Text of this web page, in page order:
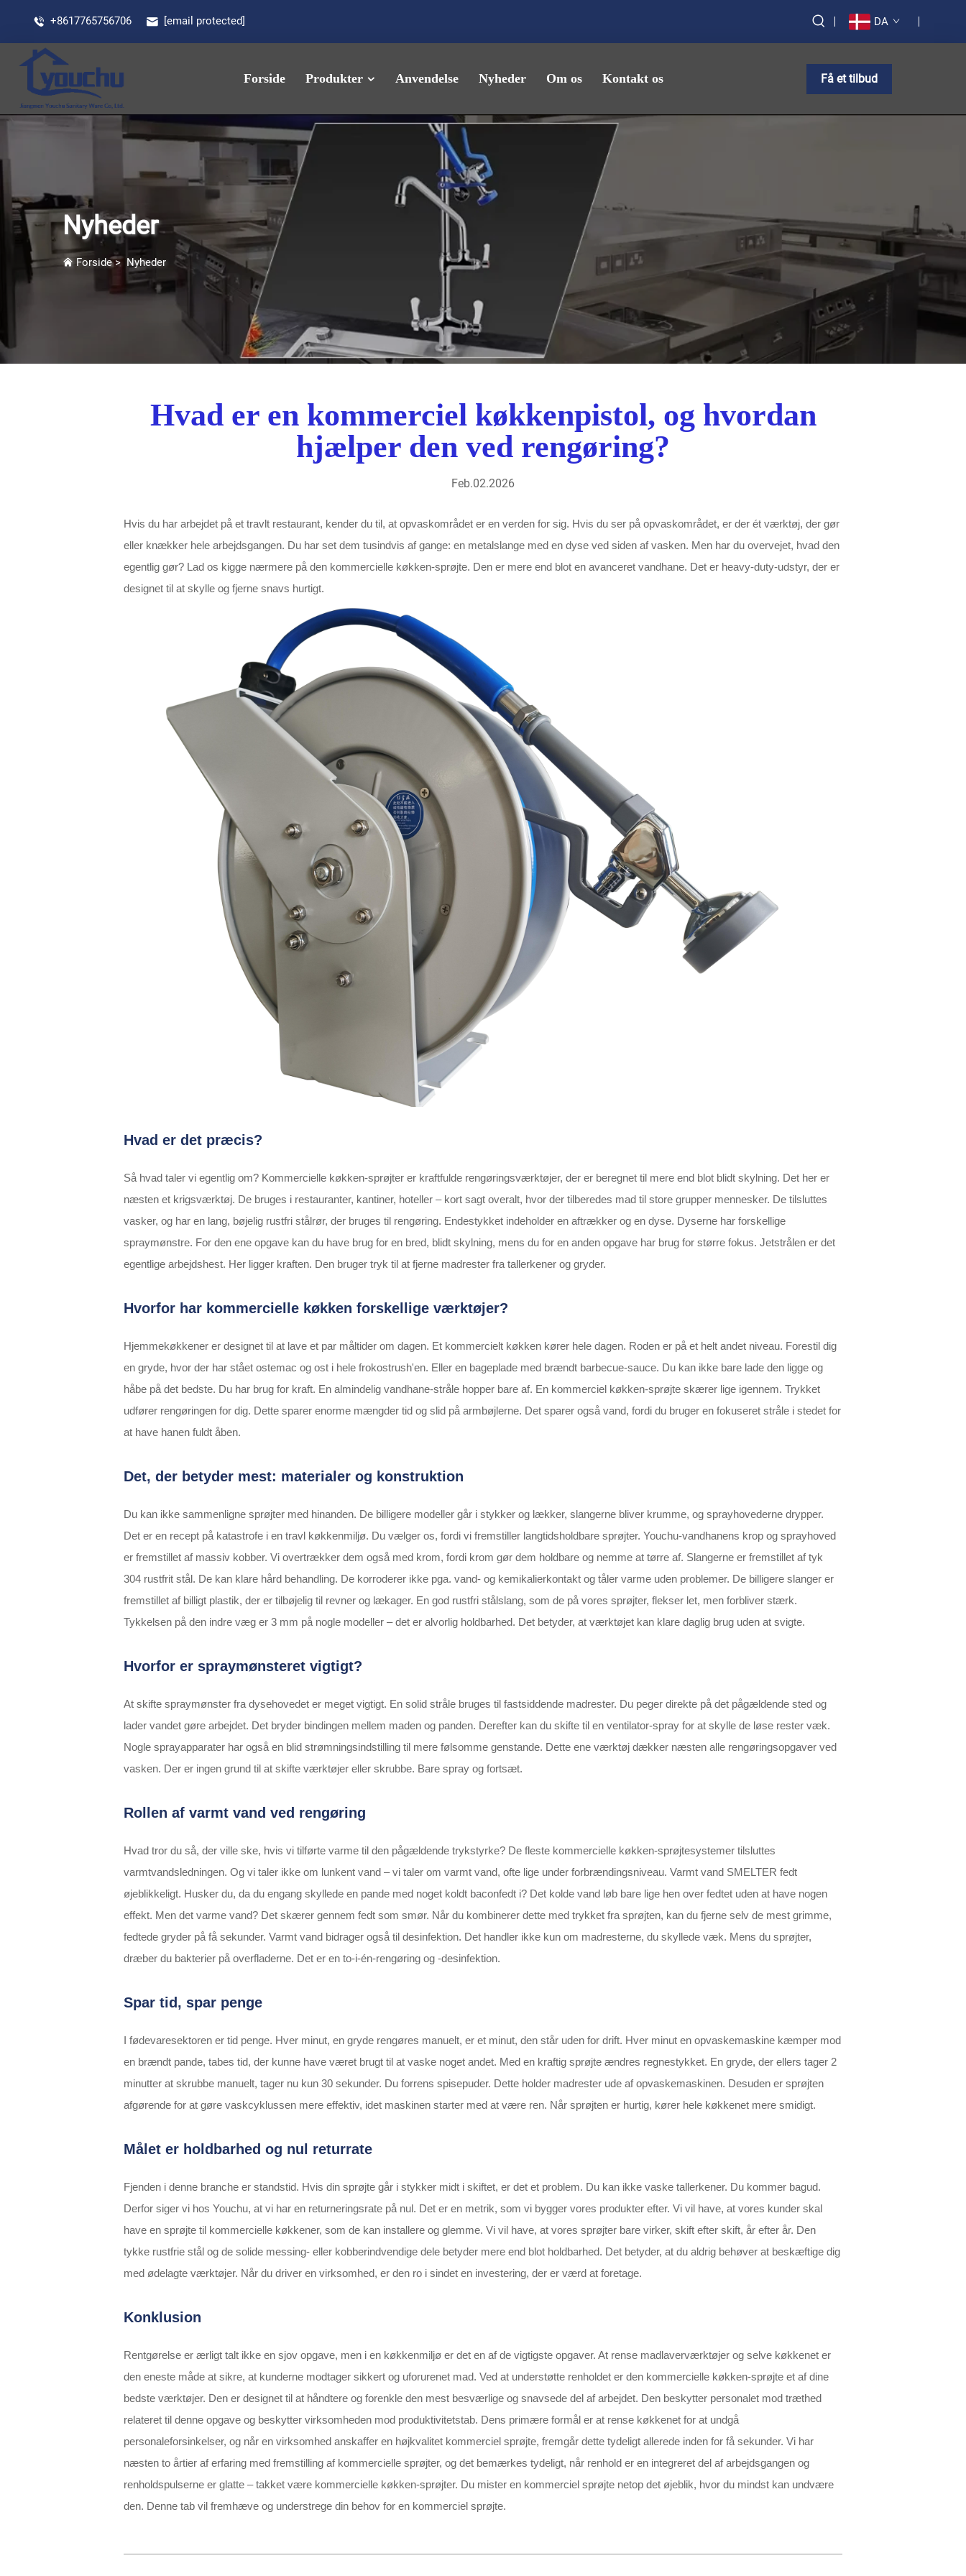
+8617765756706 [email protected] DA
Forside Produkter Anvendelse Nyheder Om os Kontakt os Få et tilbud
Nyheder
Forside> Nyheder
Hvad er en kommerciel køkkenpistol, og hvordan
hjælper den ved rengøring?
Feb.02.2026
Hvis du har arbejdet på et travlt restaurant, kender du til, at opvaskområdet er en verden for sig. Hvis du ser på opvaskområdet, er der ét værktøj, der gør
eller knækker hele arbejdsgangen. Du har set dem tusindvis af gange: en metalslange med en dyse ved siden af vasken. Men har du overvejet, hvad den
egentlig gør? Lad os kigge nærmere på den kommercielle køkken-sprøjte. Den er mere end blot en avanceret vandhane. Det er heavy-duty-udstyr, der er
designet til at skylle og fjerne snavs hurtigt.
Hvad er det præcis?
Så hvad taler vi egentlig om? Kommercielle køkken-sprøjter er kraftfulde rengøringsværktøjer, der er beregnet til mere end blot blidt skylning. Det her er
næsten et krigsværktøj. De bruges i restauranter, kantiner, hoteller – kort sagt overalt, hvor der tilberedes mad til store grupper mennesker. De tilsluttes
vasker, og har en lang, bøjelig rustfri stålrør, der bruges til rengøring. Endestykket indeholder en aftrækker og en dyse. Dyserne har forskellige
spraymønstre. For den ene opgave kan du have brug for en bred, blidt skylning, mens du for en anden opgave har brug for større fokus. Jetstrålen er det
egentlige arbejdshest. Her ligger kraften. Den bruger tryk til at fjerne madrester fra tallerkener og gryder.
Hvorfor har kommercielle køkken forskellige værktøjer?
Hjemmekøkkener er designet til at lave et par måltider om dagen. Et kommercielt køkken kører hele dagen. Roden er på et helt andet niveau. Forestil dig
en gryde, hvor der har stået ostemac og ost i hele frokostrush'en. Eller en bageplade med brændt barbecue-sauce. Du kan ikke bare lade den ligge og
håbe på det bedste. Du har brug for kraft. En almindelig vandhane-stråle hopper bare af. En kommerciel køkken-sprøjte skærer lige igennem. Trykket
udfører rengøringen for dig. Dette sparer enorme mængder tid og slid på armbøjlerne. Det sparer også vand, fordi du bruger en fokuseret stråle i stedet for
at have hanen fuldt åben.
Det, der betyder mest: materialer og konstruktion
Du kan ikke sammenligne sprøjter med hinanden. De billigere modeller går i stykker og lækker, slangerne bliver krumme, og sprayhovederne drypper.
Det er en recept på katastrofe i en travl køkkenmiljø. Du vælger os, fordi vi fremstiller langtidsholdbare sprøjter. Youchu-vandhanens krop og sprayhoved
er fremstillet af massiv kobber. Vi overtrækker dem også med krom, fordi krom gør dem holdbare og nemme at tørre af. Slangerne er fremstillet af tyk
304 rustfrit stål. De kan klare hård behandling. De korroderer ikke pga. vand- og kemikalierkontakt og tåler varme uden problemer. De billigere slanger er
fremstillet af billigt plastik, der er tilbøjelig til revner og lækager. En god rustfri stålslang, som de på vores sprøjter, flekser let, men forbliver stærk.
Tykkelsen på den indre væg er 3 mm på nogle modeller – det er alvorlig holdbarhed. Det betyder, at værktøjet kan klare daglig brug uden at svigte.
Hvorfor er spraymønsteret vigtigt?
At skifte spraymønster fra dysehovedet er meget vigtigt. En solid stråle bruges til fastsiddende madrester. Du peger direkte på det pågældende sted og
lader vandet gøre arbejdet. Det bryder bindingen mellem maden og panden. Derefter kan du skifte til en ventilator-spray for at skylle de løse rester væk.
Nogle sprayapparater har også en blid strømningsindstilling til mere følsomme genstande. Dette ene værktøj dækker næsten alle rengøringsopgaver ved
vasken. Der er ingen grund til at skifte værktøjer eller skrubbe. Bare spray og fortsæt.
Rollen af varmt vand ved rengøring
Hvad tror du så, der ville ske, hvis vi tilførte varme til den pågældende trykstyrke? De fleste kommercielle køkken-sprøjtesystemer tilsluttes
varmtvandsledningen. Og vi taler ikke om lunkent vand – vi taler om varmt vand, ofte lige under forbrændingsniveau. Varmt vand SMELTER fedt
øjeblikkeligt. Husker du, da du engang skyllede en pande med noget koldt baconfedt i? Det kolde vand løb bare lige hen over fedtet uden at have nogen
effekt. Men det varme vand? Det skærer gennem fedt som smør. Når du kombinerer dette med trykket fra sprøjten, kan du fjerne selv de mest grimme,
fedtede gryder på få sekunder. Varmt vand bidrager også til desinfektion. Det handler ikke kun om madresterne, du skyllede væk. Mens du sprøjter,
dræber du bakterier på overfladerne. Det er en to-i-én-rengøring og -desinfektion.
Spar tid, spar penge
I fødevaresektoren er tid penge. Hver minut, en gryde rengøres manuelt, er et minut, den står uden for drift. Hver minut en opvaskemaskine kæmper mod
en brændt pande, tabes tid, der kunne have været brugt til at vaske noget andet. Med en kraftig sprøjte ændres regnestykket. En gryde, der ellers tager 2
minutter at skrubbe manuelt, tager nu kun 30 sekunder. Du forrens spisepuder. Dette holder madrester ude af opvaskemaskinen. Desuden er sprøjten
afgørende for at gøre vaskcyklussen mere effektiv, idet maskinen starter med at være ren. Når sprøjten er hurtig, kører hele køkkenet mere smidigt.
Målet er holdbarhed og nul returrate
Fjenden i denne branche er standstid. Hvis din sprøjte går i stykker midt i skiftet, er det et problem. Du kan ikke vaske tallerkener. Du kommer bagud.
Derfor siger vi hos Youchu, at vi har en returneringsrate på nul. Det er en metrik, som vi bygger vores produkter efter. Vi vil have, at vores kunder skal
have en sprøjte til kommercielle køkkener, som de kan installere og glemme. Vi vil have, at vores sprøjter bare virker, skift efter skift, år efter år. Den
tykke rustfrie stål og de solide messing- eller kobberindvendige dele betyder mere end blot holdbarhed. Det betyder, at du aldrig behøver at beskæftige dig
med ødelagte værktøjer. Når du driver en virksomhed, er den ro i sindet en investering, der er værd at foretage.
Konklusion
Rentgørelse er ærligt talt ikke en sjov opgave, men i en køkkenmiljø er det en af de vigtigste opgaver. At rense madlaverværktøjer og selve køkkenet er
den eneste måde at sikre, at kunderne modtager sikkert og uforurenet mad. Ved at understøtte renholdet er den kommercielle køkken-sprøjte et af dine
bedste værktøjer. Den er designet til at håndtere og forenkle den mest besværlige og snavsede del af arbejdet. Den beskytter personalet mod træthed
relateret til denne opgave og beskytter virksomheden mod produktivitetstab. Dens primære formål er at rense køkkenet for at undgå
personaleforsinkelser, og når en virksomhed anskaffer en højkvalitet kommerciel sprøjte, fremgår dette tydeligt allerede inden for få sekunder. Vi har
næsten to årtier af erfaring med fremstilling af kommercielle sprøjter, og det bemærkes tydeligt, når renhold er en integreret del af arbejdsgangen og
renholdspulserne er glatte – takket være kommercielle køkken-sprøjter. Du mister en kommerciel sprøjte netop det øjeblik, hvor du mindst kan undvære
den. Denne tab vil fremhæve og understrege din behov for en kommerciel sprøjte.